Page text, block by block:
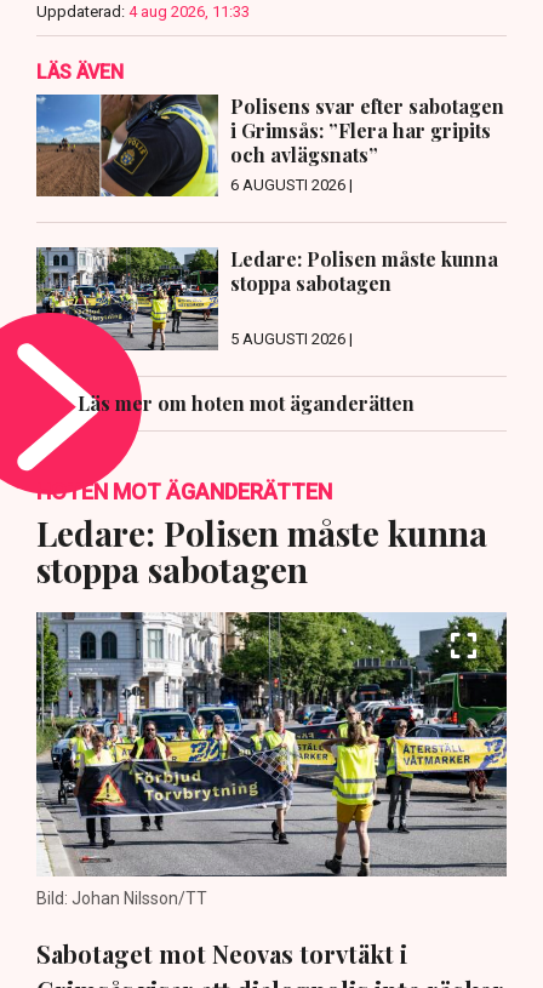
Uppdaterad: 4 aug 2026, 11:33
LÄS ÄVEN
Polisens svar efter sabotagen
i Grimsås: ”Flera har gripits
och avlägsnats”
6 AUGUSTI 2026 |
Ledare: Polisen måste kunna
stoppa sabotagen
5 AUGUSTI 2026 |
Läs mer om hoten mot äganderätten
HOTEN MOT ÄGANDERÄTTEN
Ledare: Polisen måste kunna
stoppa sabotagen
Bild: Johan Nilsson/TT
Sabotaget mot Neovas torvtäkt i